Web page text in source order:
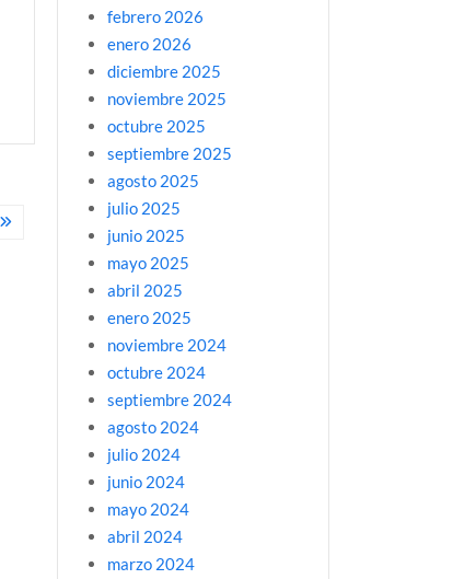
febrero 2026
enero 2026
diciembre 2025
noviembre 2025
octubre 2025
septiembre 2025
agosto 2025
julio 2025
junio 2025
mayo 2025
abril 2025
enero 2025
noviembre 2024
octubre 2024
septiembre 2024
agosto 2024
julio 2024
junio 2024
mayo 2024
abril 2024
marzo 2024